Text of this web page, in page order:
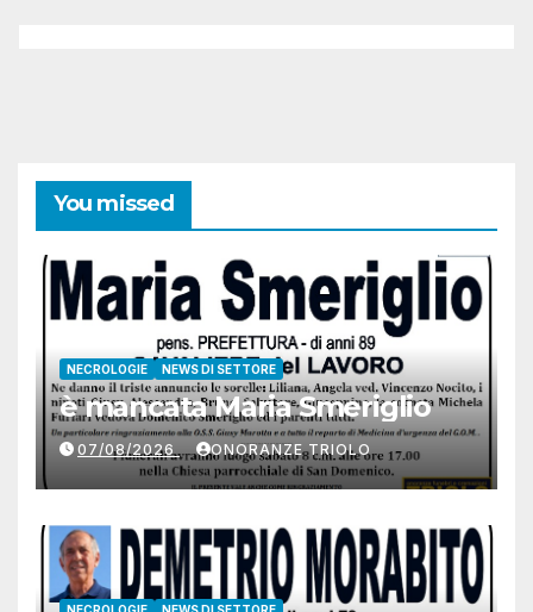
You missed
NECROLOGIE NEWS DI SETTORE
è mancata Maria Smeriglio
07/08/2026 ONORANZE TRIOLO